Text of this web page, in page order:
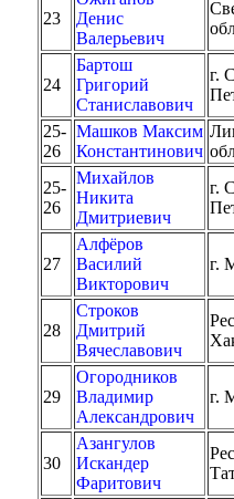
23
Денис
Валерьевич
24
Бартош
Григорий
Станиславович
г.
25-
26
Машков Максим
Константинович
25-
26
Михайлов
Никита
Дмитриевич
г.
27
Алфёров
Василий
Викторович
г.
28
Строков
Дмитрий
Вячеславович
29
Огородников
Владимир
Александрович
г.
30
Азангулов
Искандер
Фаритович